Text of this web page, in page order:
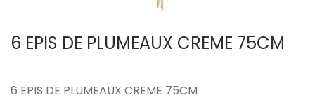
6 EPIS DE PLUMEAUX CREME 75CM
6 EPIS DE PLUMEAUX CREME 75CM